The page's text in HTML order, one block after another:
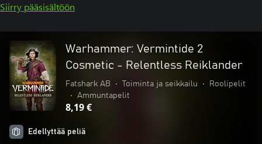
Siirry pääsisältöön
Warhammer: Vermintide 2
Cosmetic - Relentless Reiklander
Fatshark AB • Toiminta ja seikkailu •
Roolipelit
•
Ammuntapelit
8,19 €
Edellyttää peliä